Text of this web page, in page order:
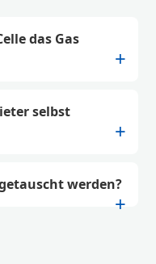
das Gas
selbst
werden?